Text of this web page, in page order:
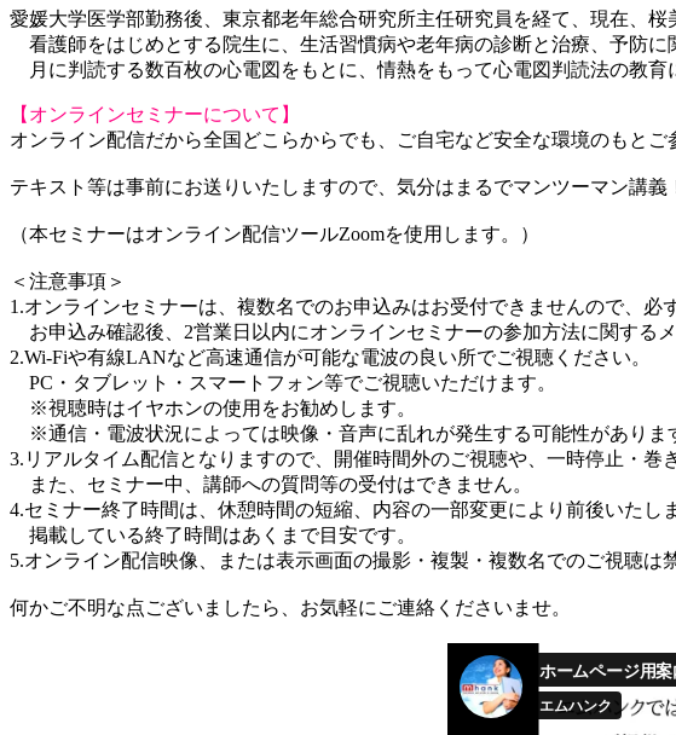
愛媛大学医学部勤務後、東京都老年総合研究所主任研究員を経て、現在、桜
看護師をはじめとする院生に、生活習慣病や老年病の診断と治療、予防
月に判読する数百枚の心電図をもとに、情熱をもって心電図判読法の教育
【オンラインセミナーについて】
オンライン配信だから全国どこらからでも、ご自宅など安全な環境のもとご
テキスト等は事前にお送りいたしますので、気分はまるでマンツーマン講義
（本セミナーはオンライン配信ツールZoomを使用します。）
＜注意事項＞
1.オンラインセミナーは、複数名でのお申込みはお受付できませんので、必
お申込み確認後、2営業日以内にオンラインセミナーの参加方法に関する
2.Wi-Fiや有線LANなど高速通信が可能な電波の良い所でご視聴ください。
PC・タブレット・スマートフォン等でご視聴いただけます。
※視聴時はイヤホンの使用をお勧めします。
※通信・電波状況によっては映像・音声に乱れが発生する可能性がありま
3.リアルタイム配信となりますので、開催時間外のご視聴や、一時停止・巻
また、セミナー中、講師への質問等の受付はできません。
4.セミナー終了時間は、休憩時間の短縮、内容の一部変更により前後いたし
掲載している終了時間はあくまで目安です。
5.オンライン配信映像、または表示画面の撮影・複製・複数名でのご視聴は
何かご不明な点ございましたら、お気軽にご連絡くださいませ。